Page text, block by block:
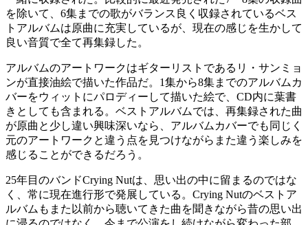
を除いて、6集までの歌がバランス良く収録されているベス
トアルバムは原曲に充実しているが、現在の感じを生かして
良い音質で全て再集録した。
アルバムのアートワークはギターリストであるリ・サンミョ
ンが直接油絵で描いた作品だ。1集から8集までのアルバムカ
バーをウィットにパロディーして描いた絵で、CD内に葉書
きとしても含まれる。ベストアルバムでは、再集録された曲
が原曲と少し違い興味深いなら、アルバムカバーでも同じく
元のアートワークと違う点を見つけながらまた違う楽しみを
感じることができるだろう。
25年目のバンドCrying Nutは、思い出の中に留まるのではな
く、常に現在進行形で発展している。Crying Nutのベストア
ルバムもまた以前から聴いてきた曲を聞きながら昔の思い出